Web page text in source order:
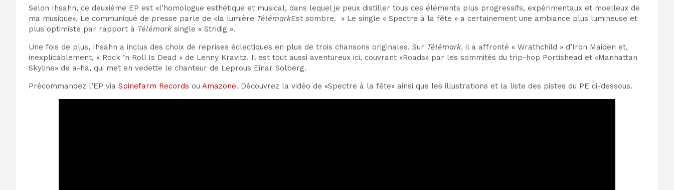
Selon Ihsahn, ce deuxième EP est «l’homologue esthétique et musical, dans lequel je peux distiller tous ces éléments plus progressifs, expérimentaux et moelleux de
ma musique». Le communiqué de presse parle de «la lumière TélémarkEst sombre. » Le single « Spectre à la fête » a certainement une ambiance plus lumineuse et
plus optimiste par rapport à Télémark single « Stridig ».
Une fois de plus, Ihsahn a inclus des choix de reprises éclectiques en plus de trois chansons originales. Sur Télémark, il a affronté « Wrathchild » d’Iron Maiden et,
inexplicablement, « Rock ‘n Roll Is Dead » de Lenny Kravitz. Il est tout aussi aventureux ici, couvrant «Roads» par les sommités du trip-hop Portishead et «Manhattan
Skyline» de a-ha, qui met en vedette le chanteur de Leprous Einar Solberg.
Précommandez l’EP via Spinefarm Records ou Amazone. Découvrez la vidéo de «Spectre à la fête» ainsi que les illustrations et la liste des pistes du PE ci-dessous.